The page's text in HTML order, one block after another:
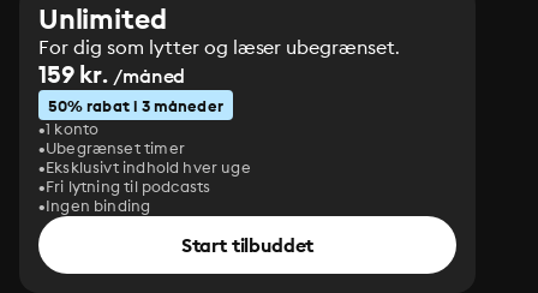
Unlimited
For dig som lytter og læser ubegrænset.
159 kr. /måned
50% rabat i 3 måneder
1 konto
Ubegrænset timer
Eksklusivt indhold hver uge
Fri lytning til podcasts
Ingen binding
Start tilbuddet